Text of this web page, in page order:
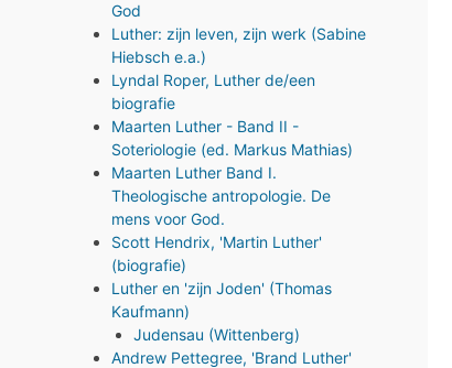
God
Luther: zijn leven, zijn werk (Sabine
Hiebsch e.a.)
Lyndal Roper, Luther de/een
biografie
Maarten Luther - Band II -
Soteriologie (ed. Markus Mathias)
Maarten Luther Band I.
Theologische antropologie. De
mens voor God.
Scott Hendrix, 'Martin Luther'
(biografie)
Luther en 'zijn Joden' (Thomas
Kaufmann)
Judensau (Wittenberg)
Andrew Pettegree, 'Brand Luther'